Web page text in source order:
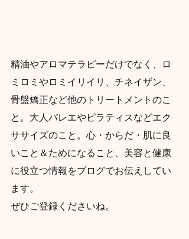
精油やアロマテラピーだけでなく、ロ
ミロミやロミイリイリ、チネイザン、
骨盤矯正など他のトリートメントのこ
と。大人バレエやピラティスなどエク
ササイズのこと。心・からだ・肌に良
いこと＆ためになること、美容と健康
に役立つ情報をブログでお伝えしてい
ます。
ぜひご登録くださいね。